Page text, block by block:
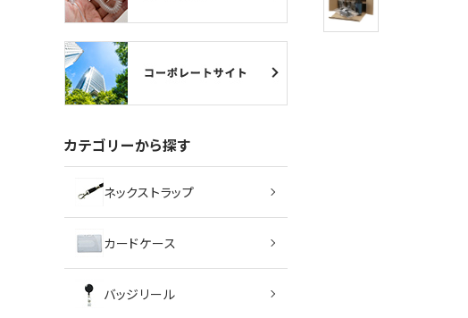
プライバシーポリシー
特定商取引法について
カテゴリーから探す
ネックストラップ
カードケース
バッジリール